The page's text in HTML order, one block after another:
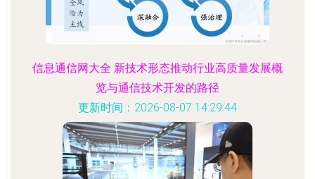
信息通信网大全 新技术形态推动行业高质量发展概
览与通信技术开发的路径
更新时间：2026-08-07 14:29:44